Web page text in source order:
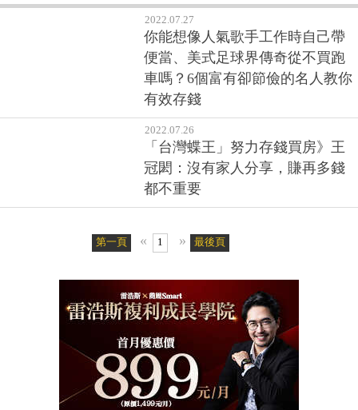
2022.07.27
你能想像人氣歌手工作時自己帶
便當、美式足球界傳奇從不買跑
車嗎？6個富有卻節儉的名人教你
有效存錢
2022.07.26
「台灣蝶王」努力存錢買房》王
冠閎：沒有家人分享，賺再多錢
都不重要
第一頁 « 1 » 最後頁